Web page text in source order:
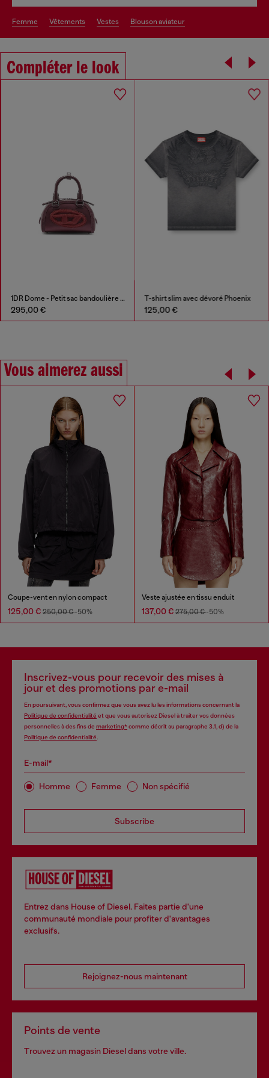
femme vêtements vestes blouson aviateur
Compléter le look
1DR Dome - Petit sac bandoulière en satin et suède
295,00 €
T-shirt slim avec dévoré Phoenix
125,00 €
Vous aimerez aussi
Coupe-vent en nylon compact
125,00 € 250,00 €-50%
Veste ajustée en tissu enduit
137,00 € 275,00 €-50%
Inscrivez-vous pour recevoir des mises à
jour et des promotions par e-mail
En poursuivant, vous confirmez que vous avez lu les informations concernant la
Politique de confidentialité et que vous autorisez Diesel à traiter vos données
personnelles à des fins de marketing*comme décrit au paragraphe 3.1, d) de la
Politique de confidentialité
E-mail*
Homme Femme Non spécifié
Subscribe
Entrez dans House of Diesel. Faites partie d'une
communauté mondiale pour profiter d'avantages
exclusifs.
Rejoignez-nous maintenant
Points de vente
Trouvez un magasin Diesel dans votre ville.